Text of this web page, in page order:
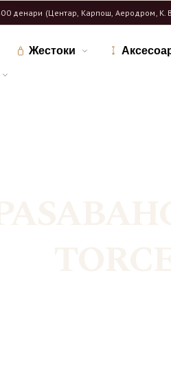
денари (Центар, Карпош, Аеродром,
Жестоки